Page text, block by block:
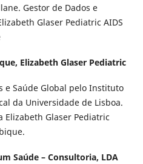
Gestor de Dados e
Glaser Pediatric AIDS
Elizabeth Glaser Pediatric
e Saúde Global pelo Instituto
da Universidade de Lisboa.
Elizabeth Glaser Pediatric
Saúde – Consultoria, LDA